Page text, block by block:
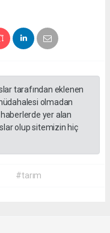
tarafından eklenen
olmadan
yer alan
olup sitemizin hiç
#tarım